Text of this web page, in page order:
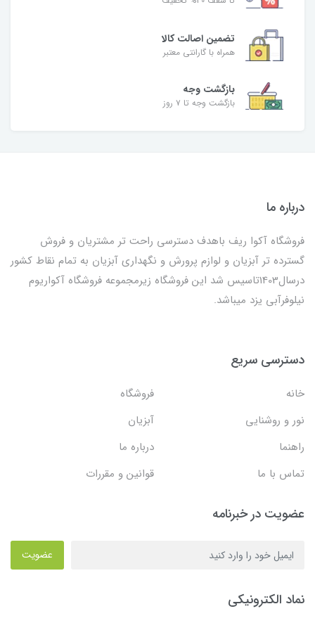
تضمین اصالت کالا
همراه با گارانتی معتبر
بازگشت وجه
بازگشت وجه تا ۷ روز
درباره ما
فروشگاه آکوا ریف باهدف دسترسی راحت تر مشتریان و فروش
گسترده تر آبزیان و لوازم پرورش و نگهداری آبزیان به تمام نقاط کشور
درسال1403تاسیس شد این فروشگاه زیرمجموعه فروشگاه آکواریوم
نیلوفرآبی یزد میباشد.
دسترسی سریع
خانه
فروشگاه
نور و روشنایی
آبزیان
راهنما
درباره ما
تماس با ما
قوانین و مقررات
عضویت در خبرنامه
عضویت
نماد الکترونیکی